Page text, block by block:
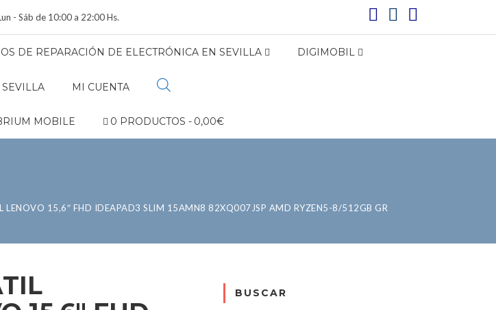
- Sáb de 10:00 a 22:00 Hs.
DE REPARACIÓN DE ELECTRÓNICA EN SEVILLA DIGIMOBIL
MI CUENTA
MOBILE 0 PRODUCTOS 0,00€
LENOVO 15,6″ FHD IDEAPAD3 SLIM 15AMN8 82XQ007JSP AMD RYZEN5-8/512GB GR
BUSCAR